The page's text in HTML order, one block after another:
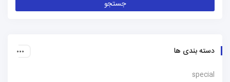
دسته بندی ها
special